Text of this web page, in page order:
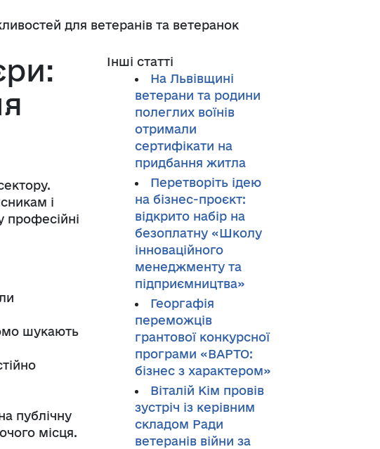
для ветеранів та ветеранок
і
професійні
шукають
публічну
місця.
Інші статті
На Львівщині
ветерани та родини
полеглих воїнів
отримали
сертифікати на
придбання житла
Перетворіть ідею
на бізнес-проєкт:
відкрито набір на
безоплатну «Школу
інноваційного
менеджменту та
підприємництва»
Георгафія
переможців
грантової конкурсної
програми «ВАРТО:
бізнес з характером»
Віталій Кім провів
зустріч із керівним
складом Ради
ветеранів війни за